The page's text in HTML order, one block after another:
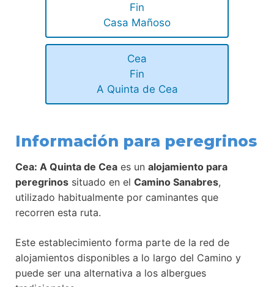
Fin
Casa Mañoso
Cea
Fin
A Quinta de Cea
Información para peregrinos
Cea: A Quinta de Cea es un alojamiento para
peregrinos situado en el Camino Sanabres,
utilizado habitualmente por caminantes que
recorren esta ruta.
Este establecimiento forma parte de la red de
alojamientos disponibles a lo largo del Camino y
puede ser una alternativa a los albergues